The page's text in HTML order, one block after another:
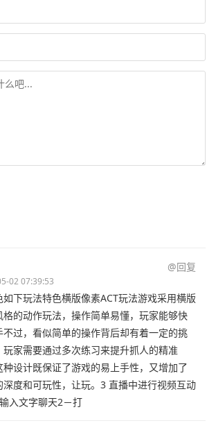
@回复
02 07:39:53
如下玩法特色横版像素ACT玩法游戏采用横版
格的动作玩法，操作简单易懂，玩家能够快
不过，看似简单的操作背后却有着一定的挑
玩家需要通过多次练习来提升抓人的精准
种设计既保证了游戏的易上手性，又增加了
深度和可玩性，让玩。3 直播中进行视频互动
入文字聊天2－打